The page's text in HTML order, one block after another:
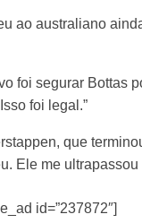
ao australiano
foi segurar Bottas
foi legal.”
que
Ele me ultrapassou
id=”237872″]